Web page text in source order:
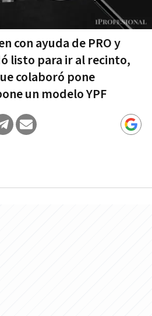
con ayuda de PRO y
listo para ir al recinto,
colaboró pone
un modelo YPF